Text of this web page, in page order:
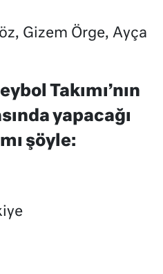
Gizem Örge, Ayça
Takımı’nın
yapacağı
şöyle: